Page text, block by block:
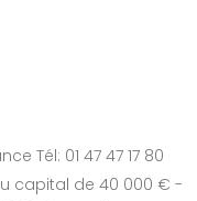
Tél: 01 47 47 17 80
capital de 40 000 € -